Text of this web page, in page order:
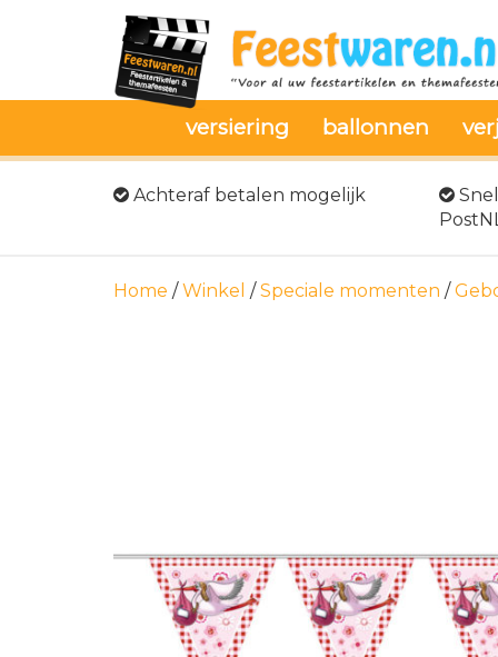
versiering ballonnen
Achteraf betalen mogelijk
Home /Winkel /Speciale momenten /